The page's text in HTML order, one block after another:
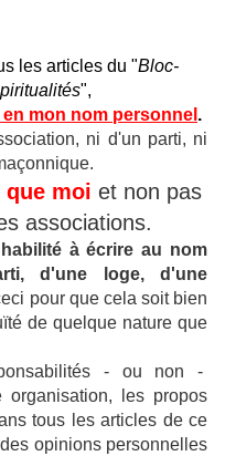
les articles du "Bloc-
",
mon nom personnel .
ni d'un parti, ni
que moi et non pas
associations.
à écrire au nom
d'une loge, d'une
pour que cela soit bien
de quelque nature que
- ou non -
organisation, les propos
tous les articles de ce
opinions personnelles